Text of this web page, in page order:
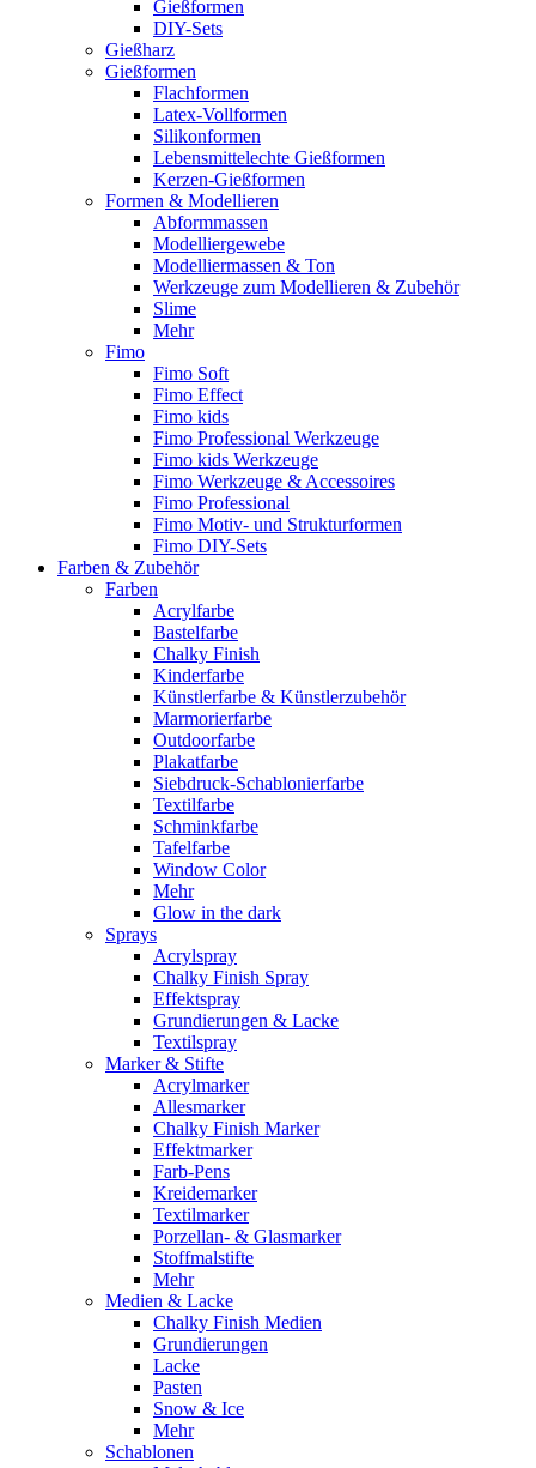
Gießformen
DIY-Sets
Gießharz
Gießformen
Flachformen
Latex-Vollformen
Silikonformen
Lebensmittelechte Gießformen
Kerzen-Gießformen
Formen & Modellieren
Abformmassen
Modelliergewebe
Modelliermassen & Ton
Werkzeuge zum Modellieren & Zubehör
Slime
Mehr
Fimo
Fimo Soft
Fimo Effect
Fimo kids
Fimo Professional Werkzeuge
Fimo kids Werkzeuge
Fimo Werkzeuge & Accessoires
Fimo Professional
Fimo Motiv- und Strukturformen
Fimo DIY-Sets
Farben & Zubehör
Farben
Acrylfarbe
Bastelfarbe
Chalky Finish
Kinderfarbe
Künstlerfarbe & Künstlerzubehör
Marmorierfarbe
Outdoorfarbe
Plakatfarbe
Siebdruck-Schablonierfarbe
Textilfarbe
Schminkfarbe
Tafelfarbe
Window Color
Mehr
Glow in the dark
Sprays
Acrylspray
Chalky Finish Spray
Effektspray
Grundierungen & Lacke
Textilspray
Marker & Stifte
Acrylmarker
Allesmarker
Chalky Finish Marker
Effektmarker
Farb-Pens
Kreidemarker
Textilmarker
Porzellan- & Glasmarker
Stoffmalstifte
Mehr
Medien & Lacke
Chalky Finish Medien
Grundierungen
Lacke
Pasten
Snow & Ice
Mehr
Schablonen